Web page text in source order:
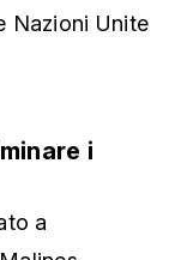
Nazioni Unite
i
a